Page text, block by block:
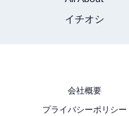
イチオシ
会社概要
プライバシーポリシー